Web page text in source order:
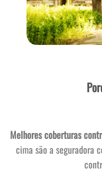
Melhores coberturas
cima são a seguradora